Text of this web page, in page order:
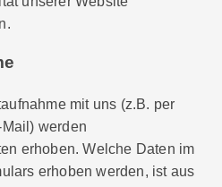
mit uns (z.B. per
werden
erhoben. Welche Daten im
erhoben werden, ist aus